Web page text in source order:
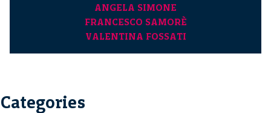
ANGELA SIMONE
FRANCESCO SAMORÈ
VALENTINA FOSSATI
Categories